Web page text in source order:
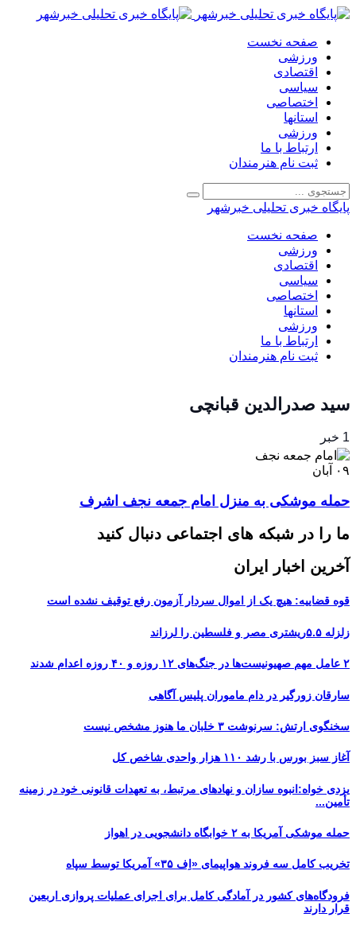
صفحه نخست
ورزشی
اقتصادی
سیاسی
اختصاصی
استانها
ورزشی
ارتباط با ما
ثبت نام هنرمندان
پایگاه خبری تحلیلی خبرشهر
صفحه نخست
ورزشی
اقتصادی
سیاسی
اختصاصی
استانها
ورزشی
ارتباط با ما
ثبت نام هنرمندان
سید صدرالدین قبانچی
1 خبر
۰۹ آبان
حمله موشکی به منزل امام جمعه نجف اشرف
ما را در شبکه های اجتماعی دنبال کنید
آخرین اخبار ایران
قوه قضاییه: هیچ یک از اموال سردار آزمون رفع توقیف نشده است
زلزله ۵.۵ریشتری مصر و فلسطین را لرزاند
۲ عامل مهم صهیونیست‌ها در جنگ‌های ۱۲ روزه و ۴۰ روزه اعدام شدند
سارقان زورگیر در دام ماموران پلیس آگاهی
سخنگوی ارتش: سرنوشت ۳ خلبان ما هنوز مشخص نیست
آغاز سبز بورس با رشد ۱۱۰ هزار واحدی شاخص کل
یزدی خواه:انبوه سازان و نهادهای مرتبط، به تعهدات قانونی خود در زمینه
تأمین...
حمله موشکی آمریکا به ۲ خوابگاه دانشجویی در اهواز
تخریب کامل سه فروند هواپیمای «اِف ۳۵» آمریکا توسط سپاه
فرودگاه‌های کشور در آمادگی کامل برای اجرای عملیات پروازی اربعین
قرار دارند